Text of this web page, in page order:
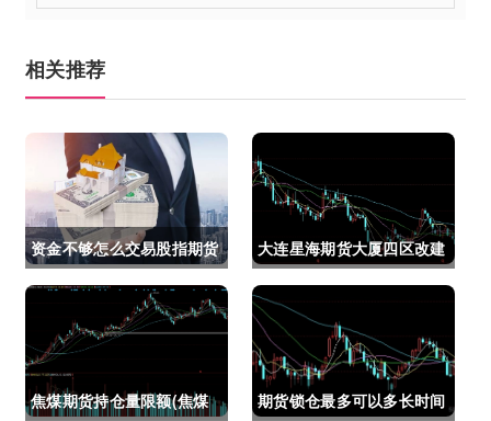
相关推荐
资金不够怎么交易股指期货
(资金不够怎么交易股指期
货呢)
大连星海期货大厦四区改建
(大连星海广场期货大厦)
焦煤期货持仓量限额(焦煤
期货锁仓最多可以多长时间